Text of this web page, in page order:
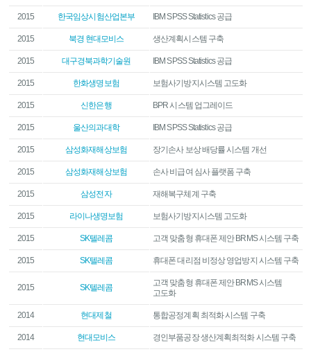
2015 한국임상시험산업본부 IBM SPSS Statistics 공급
2015 북경 현대모비스 생산계획시스템 구축
2015 대구경북과학기술원 IBM SPSS Statistics 공급
2015 한화생명보험 보험사기방지시스템 고도화
2015 신한은행 BPR 시스템 업그레이드
2015 울산의과대학 IBM SPSS Statistics 공급
2015 삼성화재해상보험 장기손사 보상 배당률 시스템 개선
2015 삼성화재해상보험 손사 비급여 심사 플랫폼 구축
2015 삼성전자 재해복구체계 구축
2015 라이나생명보험 보험사기방지시스템 고도화
2015 SK텔레콤 고객 맞춤형 휴대폰 제안 BRMS 시스템 구축
2015 SK텔레콤 휴대폰 대리점 비정상 영업방지 시스템 구축
2015 SK텔레콤
고객 맞춤형 휴대폰 제안 BRMS 시스템
고도화
2014 현대제철 통합공정계획 최적화 시스템 구축
2014 현대모비스 경인부품공장 생산계획최적화 시스템 구축